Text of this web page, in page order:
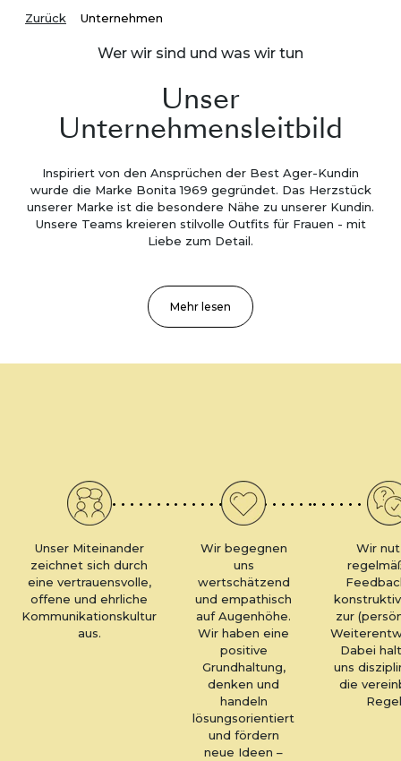
Zurück Unternehmen
Wer wir sind und was wir tun
Unser
Unternehmensleitbild
Inspiriert von den Ansprüchen der Best Ager-Kundin
wurde die Marke Bonita 1969 gegründet. Das Herzstück
unserer Marke ist die besondere Nähe zu unserer Kundin.
Unsere Teams kreieren stilvolle Outfits für Frauen - mit
Liebe zum Detail.
Unser Miteinander
zeichnet sich durch
eine vertrauensvolle,
offene und ehrliche
Kommunikationskultur
aus.
Wir begegnen
uns
wertschätzend
und empathisch
auf Augenhöhe.
Wir haben eine
positive
Grundhaltung,
denken und
handeln
lösungsorientiert
und fördern
neue Ideen –
Wir
zur
Dabei
uns
die